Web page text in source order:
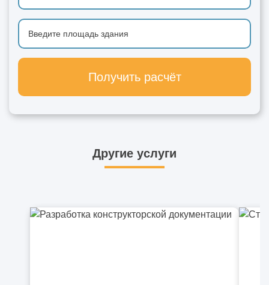
Получить расчёт
Другие услуги